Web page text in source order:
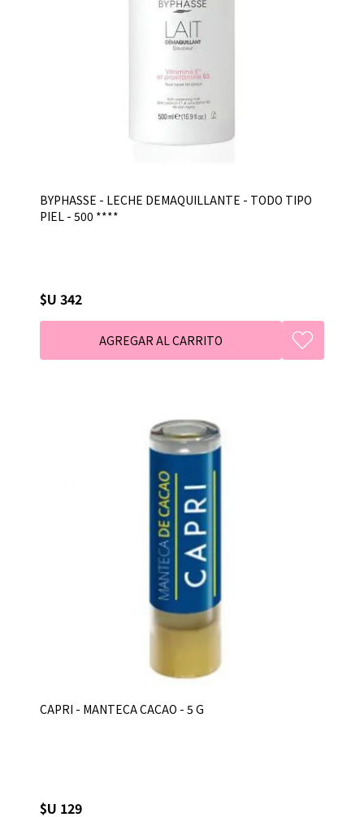
BYPHASSE - LECHE DEMAQUILLANTE - TODO TIPO
PIEL - 500 ****
$U 342
CAPRI - MANTECA CACAO - 5 G
$U 129